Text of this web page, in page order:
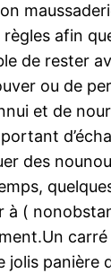
afin
de rester
ou de
et de
des
(